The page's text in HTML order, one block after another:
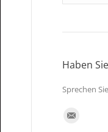
Haben
Sprechen
Finden Sie